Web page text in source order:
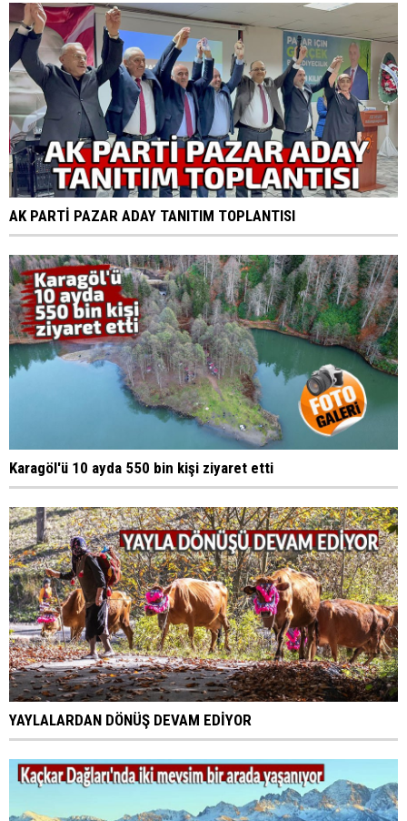
AK PARTİ PAZAR ADAY TANITIM TOPLANTISI
Karagöl'ü 10 ayda 550 bin kişi ziyaret etti
YAYLALARDAN DÖNÜŞ DEVAM EDİYOR